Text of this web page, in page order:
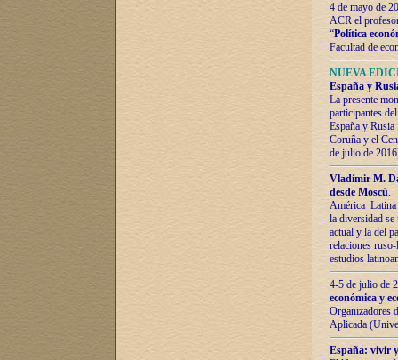
4 de mayo de
ACR el
“Política
Facultad de
NUEVA
España y
La presente
participantes
España y
Coruña y el
de julio de
Vladímir М.
desde Moscú.
América Latina
la diversidad
actual у lа del
relaciones
estudios
4-5 de julio de
económica y
Organizadores
Aplicada
España: vivir